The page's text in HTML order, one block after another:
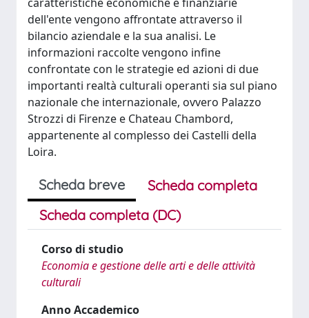
dell'ente vengono affrontate attraverso il
bilancio aziendale e la sua analisi. Le
informazioni raccolte vengono infine
confrontate con le strategie ed azioni di due
importanti realtà culturali operanti sia sul piano
nazionale che internazionale, ovvero Palazzo
Strozzi di Firenze e Chateau Chambord,
appartenente al complesso dei Castelli della
Loira.
Scheda breve
Scheda completa
Scheda completa (DC)
Corso di studio
Economia e gestione delle arti e delle attività
culturali
Anno Accademico